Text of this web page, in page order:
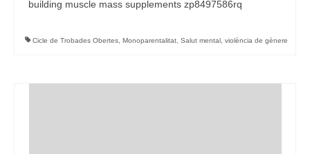
building muscle mass supplements zp8497586rq
Cicle de Trobades Obertes, Monoparentalitat, Salut mental, violència de gènere